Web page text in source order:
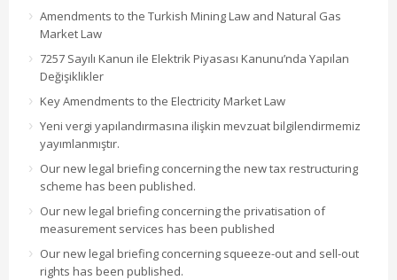
Amendments to the Turkish Mining Law and Natural Gas
Market Law
7257 Sayılı Kanun ile Elektrik Piyasası Kanunu’nda Yapılan
Değişiklikler
Key Amendments to the Electricity Market Law
Yeni vergi yapılandırmasına ilişkin mevzuat bilgilendirmemiz
yayımlanmıştır.
Our new legal briefing concerning the new tax restructuring
scheme has been published.
Our new legal briefing concerning the privatisation of
measurement services has been published
Our new legal briefing concerning squeeze-out and sell-out
rights has been published.